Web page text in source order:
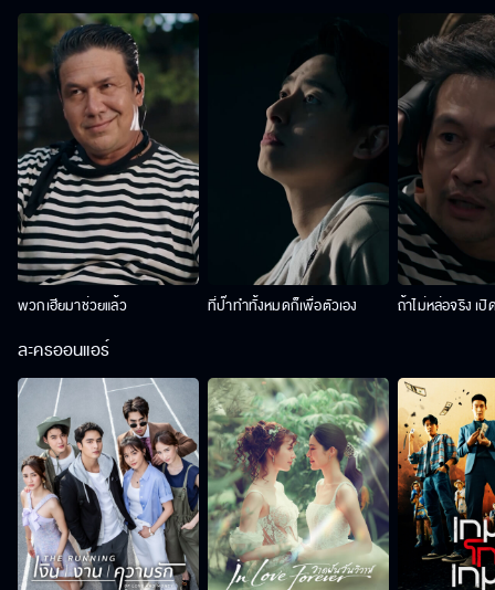
พวกเฮียมาช่วยแล้ว ที่ป๊าทำทั้งหมดก็เพื่อตัวเอง ถ้าไม่หล่อจริง เปิ
ละครออนแอร์